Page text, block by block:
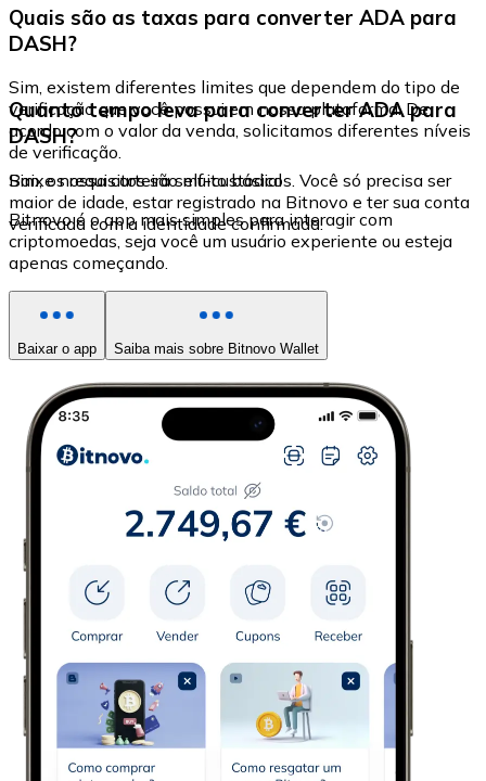
Quais são as taxas para converter ADA para
DASH?
Sim, existem diferentes limites que dependem do tipo de
verificação que você possui em nossa plataforma. De
acordo com o valor da venda, solicitamos diferentes níveis
de verificação.
Quanto tempo leva para converter ADA para
DASH?
Sim, os requisitos são muito básicos. Você só precisa ser
maior de idade, estar registrado na Bitnovo e ter sua conta
verificada com a identidade confirmada.
Baixe nossa carteira self-custodial
Bitnovo é o app mais simples para interagir com
criptomoedas, seja você um usuário experiente ou esteja
apenas começando.
Baixar o app Saiba mais sobre Bitnovo Wallet